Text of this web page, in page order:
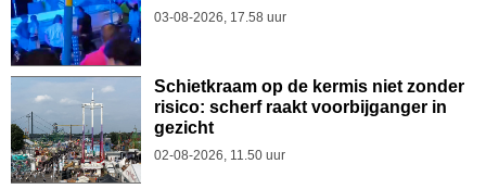
03-08-2026, 17.58 uur
Schietkraam op de kermis niet zonder
risico: scherf raakt voorbijganger in
gezicht
02-08-2026, 11.50 uur